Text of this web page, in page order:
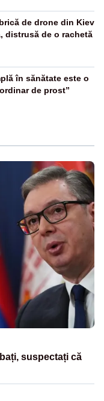
de drone din Kiev
distrusă de o rachetă
în sănătate este o
de prost”
suspectați că